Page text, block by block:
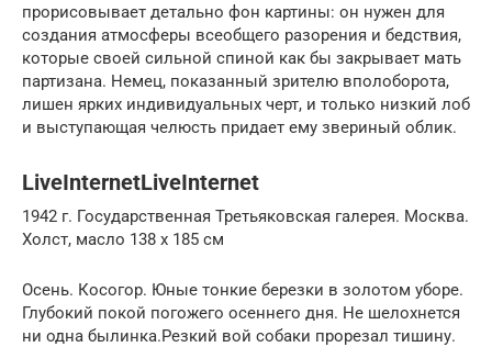
прорисовывает детально фон картины: он нужен для
создания атмосферы всеобщего разорения и бедствия,
которые своей сильной спиной как бы закрывает мать
партизана. Немец, показанный зрителю вполоборота,
лишен ярких индивидуальных черт, и только низкий лоб
и выступающая челюсть придает ему звериный облик.
LiveInternetLiveInternet
1942 г. Государственная Третьяковская галерея. Москва.
Холст, масло 138 x 185 см
Осень. Косогор. Юные тонкие березки в золотом уборе.
Глубокий покой погожего осеннего дня. Не шелохнется
ни одна былинка.Резкий вой собаки прорезал тишину.